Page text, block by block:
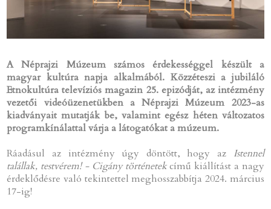
A Néprajzi Múzeum számos érdekességgel készült a
magyar kultúra napja alkalmából. Közzéteszi a jubiláló
Etnokultúra televíziós magazin 25. epizódját, az intézmény
vezetői videóüzenetükben a Néprajzi Múzeum 2023-as
kiadványait mutatják be, valamint egész héten változatos
programkínálattal várja a látogatókat a múzeum.
Ráadásul az intézmény úgy döntött, hogy az Istennel
talállak, testvérem! - Cigány történetekcímű kiállítást a nagy
érdeklődésre való tekintettel meghosszabbítja 2024. március
17-ig!